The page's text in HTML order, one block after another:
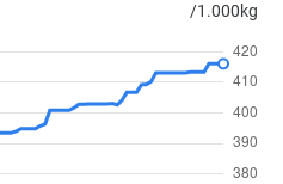
/1.000kg